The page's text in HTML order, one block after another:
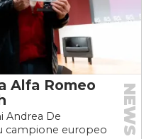
Alfa Romeo
Andrea De
campione europeo
NEWS